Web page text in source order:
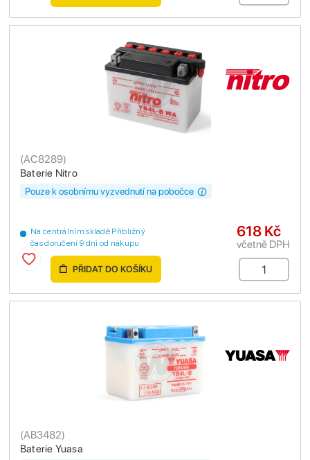
Baterie Nitro
(AC8289)
Na centrálním skladě Přibližný
čas doručení 9 dní od nákupu
Pouze k osobnímu vyzvednutí na pobočce
618 Kč
včetně DPH
PŘIDAT DO KOŠÍKU
Baterie Yuasa
(AB3482)